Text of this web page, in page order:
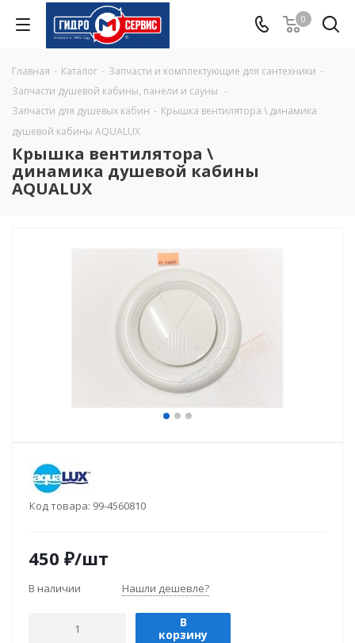
0
Главная - Каталог - Запчасти и комплектующие для сантехники -
Запчасти душевой кабины, панели и сауны -
Запчасти для душевых кабин - Крышка вентилятора \ динамика
душевой кабины AQUALUX
Крышка вентилятора \
динамика душевой кабины
AQUALUX
Код товара: 99-4560810
450 ₽/шт
В наличии Нашли дешевле?
В
корзину